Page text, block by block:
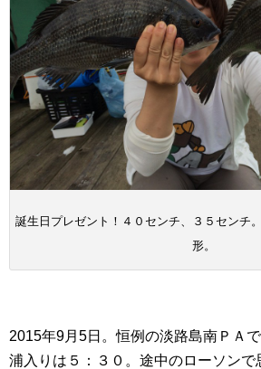
誕生日プレゼント！４０センチ、３５センチ
形。
2015年9月5日。恒例の淡路島南ＰＡ
浦入りは５：３０。途中のローソンで